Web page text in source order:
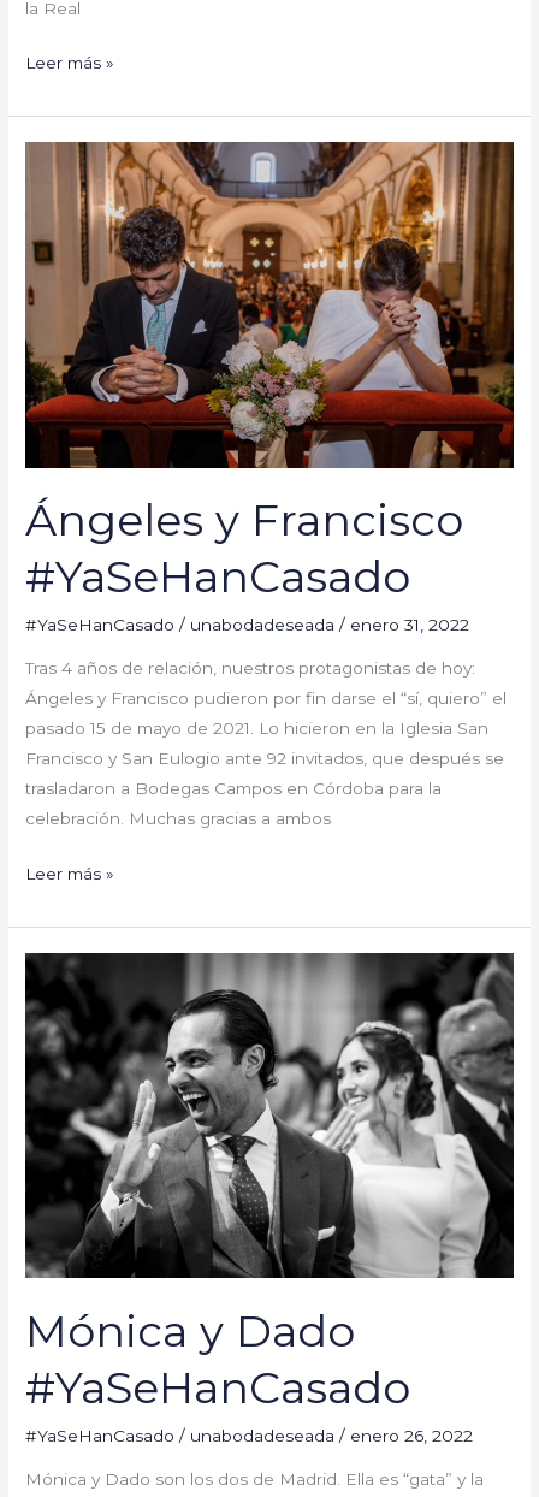
la Real
Leer más »
Ángeles y Francisco
#YaSeHanCasado
#YaSeHanCasado / unabodadeseada/ enero 31, 2022
Tras 4 años de relación, nuestros protagonistas de hoy:
Ángeles y Francisco pudieron por fin darse el “sí, quiero” el
pasado 15 de mayo de 2021. Lo hicieron en la Iglesia San
Francisco y San Eulogio ante 92 invitados, que después se
trasladaron a Bodegas Campos en Córdoba para la
celebración. Muchas gracias a ambos
Ángeles
Francisco
#YaSeHanCasado
Leer más »
Mónica y Dado
#YaSeHanCasado
#YaSeHanCasado / unabodadeseada/ enero 26, 2022
Mónica y Dado son los dos de Madrid. Ella es “gata” y la
Mónica
y
Dado
#YaSeHanCasado